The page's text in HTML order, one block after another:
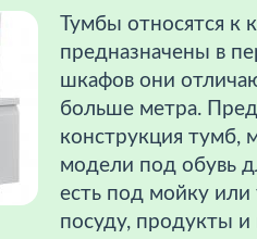
Тумбы относятся к
предназначены в
шкафов они
больше метра.
конструкция тумб,
модели под обувь
есть под мойку или
посуду, продукты